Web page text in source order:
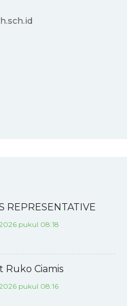
REPRESENTATIVE
pukul 08:18
Ciamis
pukul 08:16